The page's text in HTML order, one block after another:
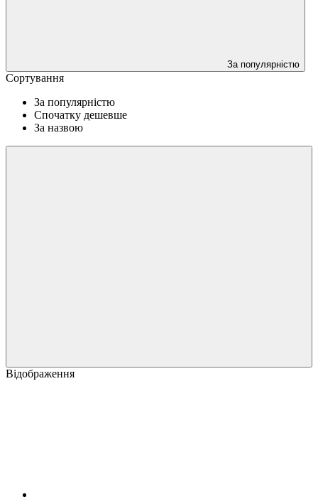
За популярністю
Сортування
За популярністю
Спочатку дешевше
За назвою
Відображення